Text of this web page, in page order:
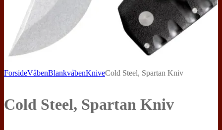
ForsideVåbenBlankvåbenKniveCold Steel, Spartan Kniv
Cold Steel, Spartan Kniv